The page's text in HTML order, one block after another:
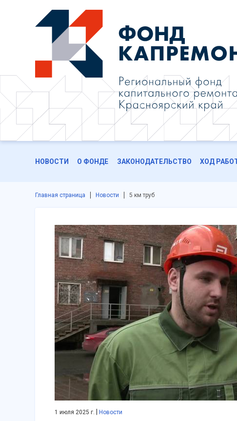
НОВОСТИ О ФОНДЕ ЗАКОНОДАТЕЛЬСТВО ХОД
Главная страница Новости 5 км труб
1 июля 2025 г. Новости